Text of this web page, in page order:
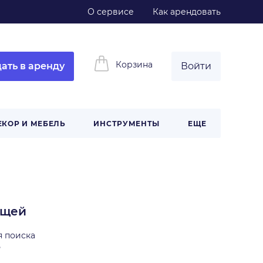
О сервисе Как арендовать
в аренду Корзина Войти
И МЕБЕЛЬ ИНСТРУМЕНТЫ ЕЩЕ
поиска